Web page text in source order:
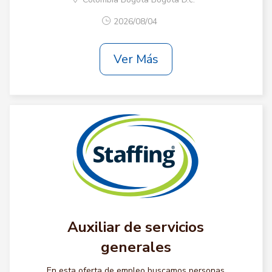
2026/08/04
Ver Más
Auxiliar de servicios
generales